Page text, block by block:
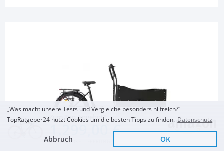
Zum Top Angebot
1.299,00 €
KOSTENLOSE LIEFERUNG
„Was macht unsere Tests und Vergleiche besonders hilfreich?“
TopRatgeber24 nutzt Cookies um die besten Tipps zu finden. Datenschutz
Abbruch OK